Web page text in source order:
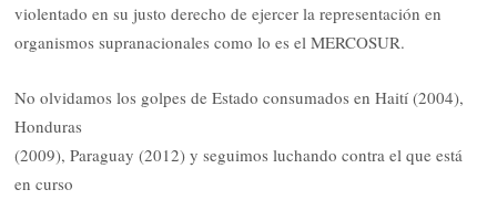
violentado en su justo derecho de ejercer la representación en
organismos supranacionales como lo es el MERCOSUR.
No olvidamos los golpes de Estado consumados en Haití (2004),
Honduras
(2009), Paraguay (2012) y seguimos luchando contra el que está
en curso